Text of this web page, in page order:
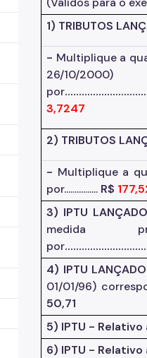
1) TRIBUTOS
- Multiplique a
26/10/2000)
por
3,7247
2) TRIBUTOS
- Multiplique a
por................ R$
3) IPTU
medida
por
4) IPTU
01/01/96)
50,71
5) IPTU - Relativo
6) IPTU - Relativo